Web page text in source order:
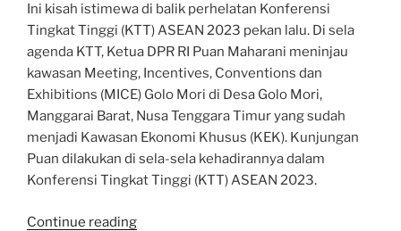
Ini kisah istimewa di balik perhelatan Konferensi
Tingkat Tinggi (KTT) ASEAN 2023 pekan lalu. Di sela
agenda KTT, Ketua DPR RI Puan Maharani meninjau
kawasan Meeting, Incentives, Conventions dan
Exhibitions (MICE) Golo Mori di Desa Golo Mori,
Manggarai Barat, Nusa Tenggara Timur yang sudah
menjadi Kawasan Ekonomi Khusus (KEK). Kunjungan
Puan dilakukan di sela-sela kehadirannya dalam
Konferensi Tingkat Tinggi (KTT) ASEAN 2023.
Continue reading“Cerita